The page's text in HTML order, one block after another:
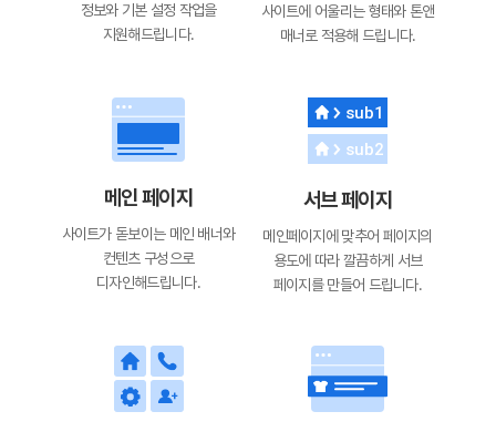
정보와 기본 설정 작업을
지원해드립니다.
사이트에 어울리는 형태와 톤앤
매너로 적용해 드립니다.
메인 페이지
사이트가 돋보이는 메인 배너와
컨텐츠 구성으로
디자인해드립니다.
서브 페이지
메인페이지에 맞추어 페이지의
용도에 따라 깔끔하게 서브
페이지를 만들어 드립니다.